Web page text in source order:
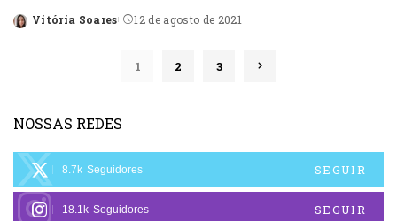
Posted
Vitória Soares 12 de agosto de 2021
1 2 3
NOSSAS REDES
8.7k Seguidores SEGUIR
18.1k Seguidores SEGUIR